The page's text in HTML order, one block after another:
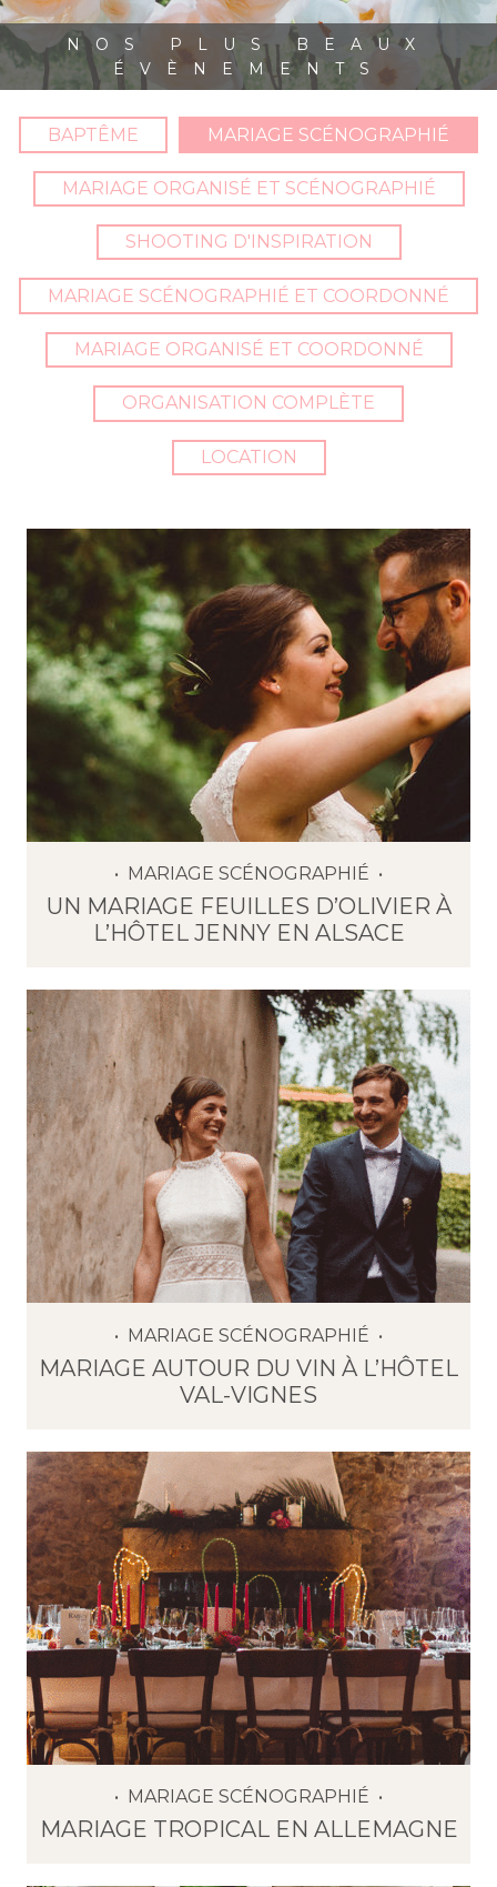
NOS PLUS BEAUX
ÉVÈNEMENTS
BAPTÊME MARIAGE SCÉNOGRAPHIÉ
MARIAGE ORGANISÉ ET SCÉNOGRAPHIÉ
SHOOTING D'INSPIRATION
MARIAGE SCÉNOGRAPHIÉ ET COORDONNÉ
MARIAGE ORGANISÉ ET COORDONNÉ
ORGANISATION COMPLÈTE
LOCATION
MARIAGE SCÉNOGRAPHIÉ
UN MARIAGE FEUILLES D’OLIVIER À
L’HÔTEL JENNY EN ALSACE
MARIAGE SCÉNOGRAPHIÉ
MARIAGE AUTOUR DU VIN À L’HÔTEL
VAL-VIGNES
MARIAGE SCÉNOGRAPHIÉ
MARIAGE TROPICAL EN ALLEMAGNE